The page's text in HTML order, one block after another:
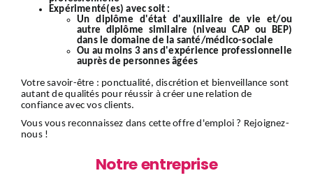
Expérimenté(es) avec soit :
Un diplôme d'état d'auxiliaire de vie et/ou
autre diplôme similaire (niveau CAP ou BEP)
dans le domaine de la santé/médico-sociale
Ou au moins 3 ans d'expérience professionnelle
auprès de personnes âgées
Votresavoir-être : ponctualité, discrétion et bienveillance sont
autant de qualités pour réussir à créer une relation de
confiance avec vos clients.
Vous vous reconnaissez dans cette offre d'emploi ? Rejoignez-
nous!
Notre entreprise